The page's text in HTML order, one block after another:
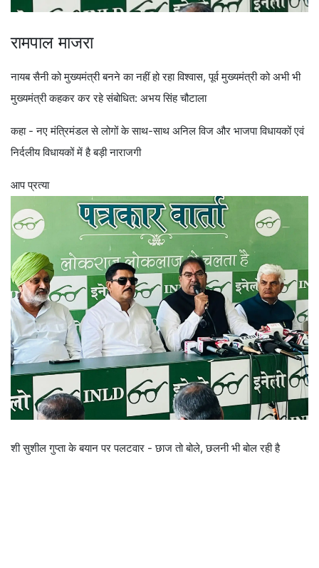
रामपाल माजरा
नायब सैनी को मुख्यमंत्री बनने का नहीं हो रहा विश्वास, पूर्व मुख्यमंत्री को अभी भी
मुख्यमंत्री कहकर कर रहे संबोधित: अभय सिंह चौटाला
कहा - नए मंत्रिमंडल से लोगों के साथ-साथ अनिल विज और भाजपा विधायकों एवं
निर्दलीय विधायकों में है बड़ी नाराजगी
आप प्रत्या
शी सुशील गुप्ता के बयान पर पलटवार - छाज तो बोले, छलनी भी बोल रही है